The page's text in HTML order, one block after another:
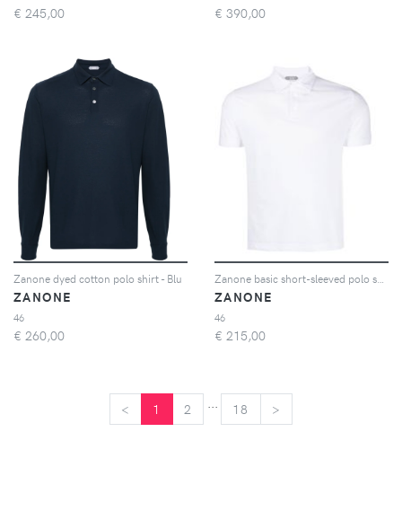
€ 245,00 € 390,00
Zanone dyed cotton polo shirt - Blu
ZANONE
46
€ 260,00
ZANONE
46
€ 215,00
< 1 2 ... 18 >